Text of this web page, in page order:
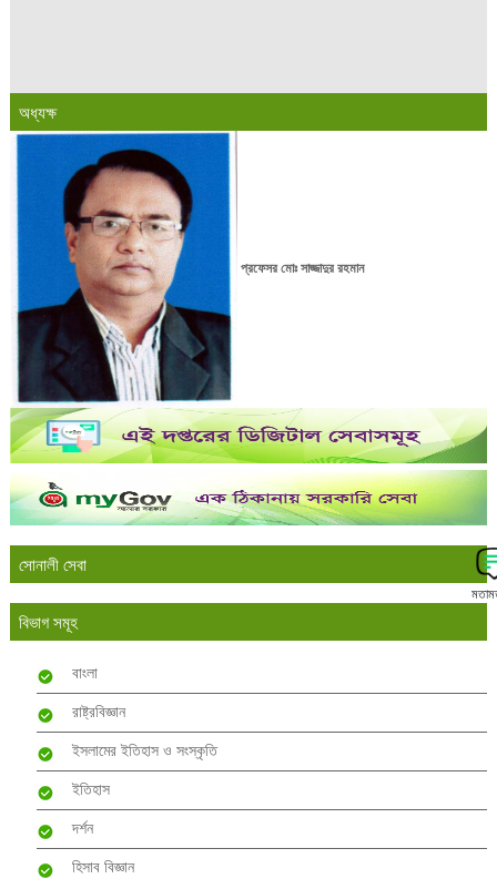
অধ্যক্ষ
প্রফেসর মোঃ সাজ্জাদুর রহমান
সোনালী সেবা
বিভাগ সমূহ
বাংলা
রাষ্ট্রবিজ্ঞান
ইসলামের ইতিহাস ও সংস্কৃতি
ইতিহাস
দর্শন
হিসাব বিজ্ঞান